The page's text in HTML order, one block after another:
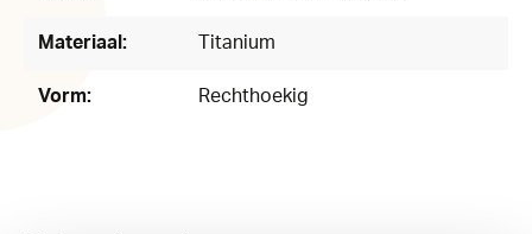
Materiaal: Titanium
Vorm: Rechthoekig